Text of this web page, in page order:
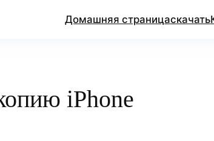
Домашняя страницаскачать
iPhone